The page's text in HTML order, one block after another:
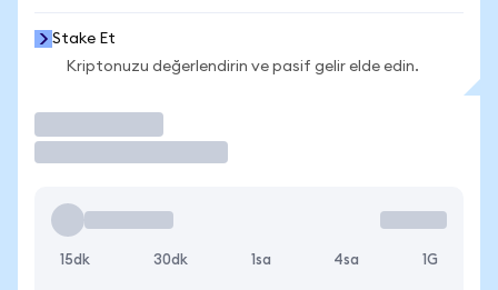
Stake Et
Kriptonuzu değerlendirin ve pasif gelir elde edin.
15dk 30dk 1sa 4sa 1G